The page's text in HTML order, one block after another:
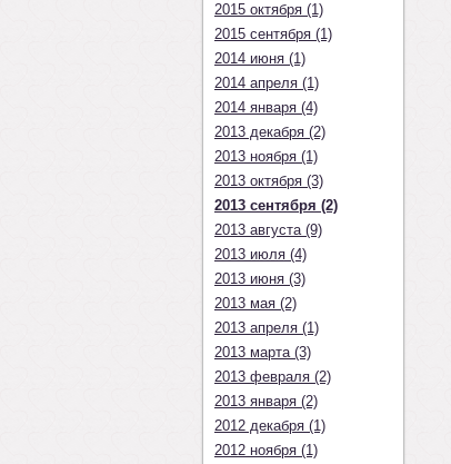
2015 октября (1)
2015 сентября (1)
2014 июня (1)
2014 апреля (1)
2014 января (4)
2013 декабря (2)
2013 ноября (1)
2013 октября (3)
2013 сентября (2)
2013 августа (9)
2013 июля (4)
2013 июня (3)
2013 мая (2)
2013 апреля (1)
2013 марта (3)
2013 февраля (2)
2013 января (2)
2012 декабря (1)
2012 ноября (1)